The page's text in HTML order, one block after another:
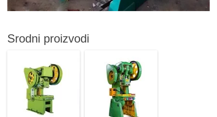
Srodni proizvodi